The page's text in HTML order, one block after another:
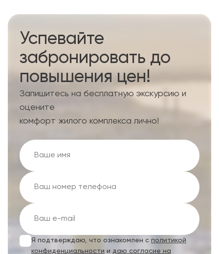
Успевайте
забронировать до
повышения цен!
Запишитесь на бесплатную экскурсию и
оцените
комфорт жилого комплекса лично!
Я подтверждаю, что ознакомлен с политикой
конфиденциальности и даю согласие на